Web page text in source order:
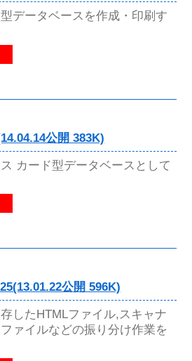
データベースを作成・印刷す
公開 383K)
カード型データベースとして
公開 596K)
したHTMLファイル,スキャナ
ァイルなどの振り分け作業を